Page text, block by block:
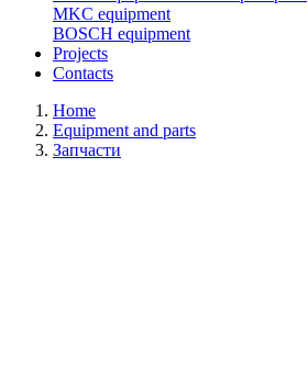
MKC equipment
BOSCH equipment
Projects
Contacts
Home
Equipment and parts
Запчасти